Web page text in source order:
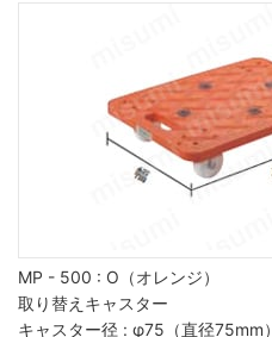
MP - 500 : O（オレンジ）
取り替えキャスター
キャスター径 : φ75（直径75mm）